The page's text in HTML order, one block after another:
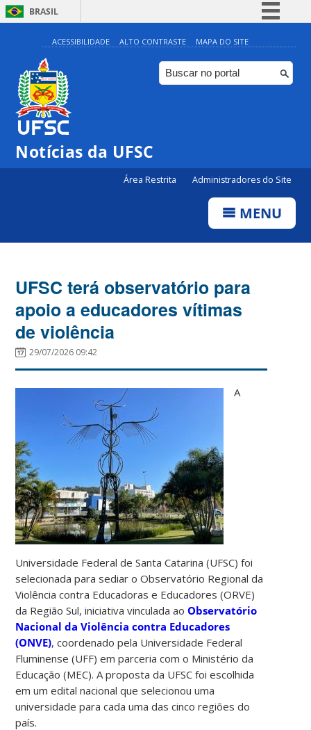
BRASIL
Simplifique!
Comunica BR
Participe
ACESSIBILIDADE ALTO CONTRASTE MAPA DO SITE
Notícias da UFSC
Área Restrita Administradores do Site
MENU
UFSC terá observatório para
apoio a educadores vítimas
de violência
29/07/2026 09:42
A
Universidade Federal de Santa Catarina (UFSC) foi
selecionada para sediar o Observatório Regional da
Violência contra Educadoras e Educadores (ORVE)
da Região Sul, iniciativa vinculada aoObservatório
Nacional da Violência contra Educadores
(ONVE), coordenado pela Universidade Federal
Fluminense (UFF) em parceria com o Ministério da
Educação (MEC). A proposta da UFSC foi escolhida
em um edital nacional que selecionou uma
universidade para cada uma das cinco regiões do
país.